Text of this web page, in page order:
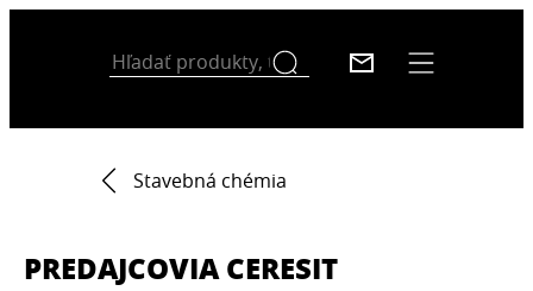
Stavebná chémia
PREDAJCOVIA CERESIT